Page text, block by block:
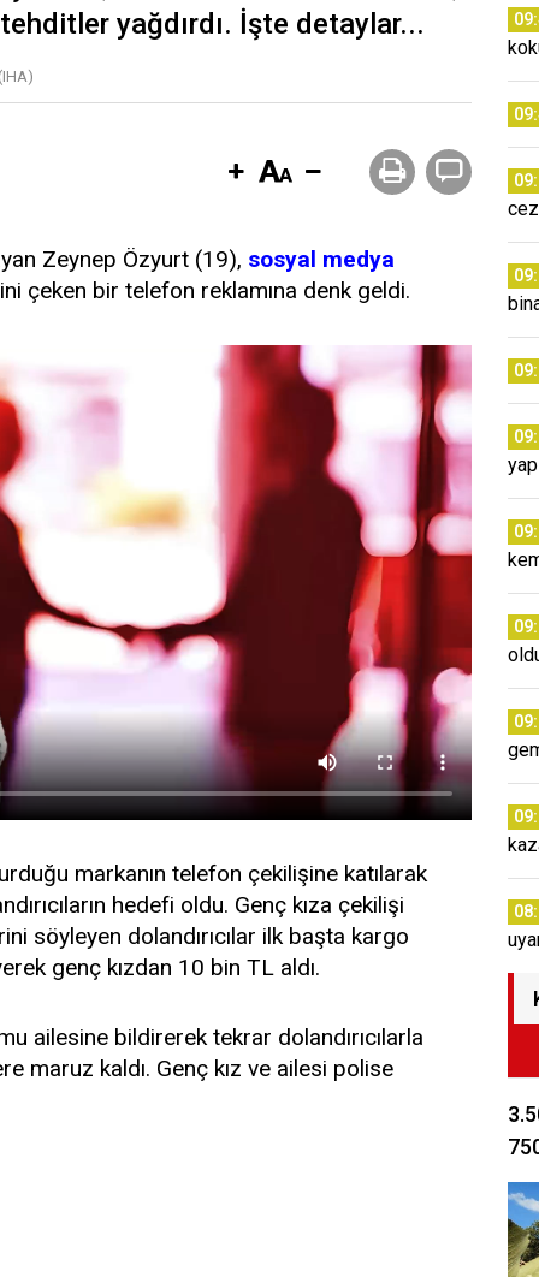
yağdırdı. İşte detaylar...
Zeynep Özyurt (19), sosyal medya
çeken bir telefon reklamına denk geldi.
markanın telefon çekilişine katılarak
hedefi oldu. Genç kıza çekilişi
söyleyen dolandırıcılar ilk başta kargo
genç kızdan 10 bin TL aldı.
ailesine bildirerek tekrar dolandırıcılarla
maruz kaldı. Genç kız ve ailesi polise